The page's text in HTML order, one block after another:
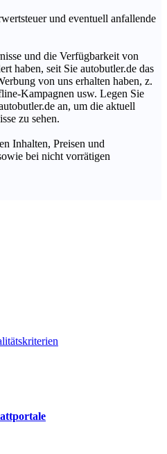
und eventuell anfallende
und die Verfügbarkeit von
haben, seit Sie autobutler.de das
von uns erhalten haben, z.
Kampagnen usw. Legen Sie
an, um die aktuell
zu sehen.
Inhalten, Preisen und
bei nicht vorrätigen